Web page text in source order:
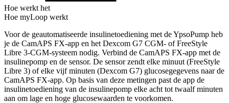
Hoe werkt het
Hoe myLoop werkt
Voor de geautomatiseerde insulinetoediening met de YpsoPump heb
je de CamAPS FX-app en het Dexcom G7 CGM- of FreeStyle
Libre 3-CGM-systeem nodig. Verbind de CamAPS FX-app met de
insulinepomp en de sensor. De sensor zendt elke minuut (FreeStyle
Libre 3) of elke vijf minuten (Dexcom G7) glucosegegevens naar de
CamAPS FX-app. Op basis van deze metingen past de app de
insulinetoediening van de insulinepomp elke acht tot twaalf minuten
aan om lage en hoge glucosewaarden te voorkomen.